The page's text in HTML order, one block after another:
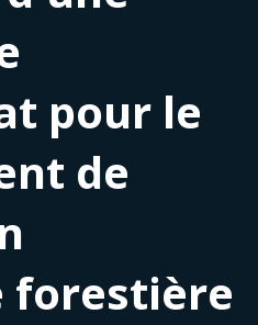
pour le
de
forestière